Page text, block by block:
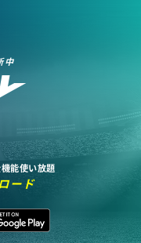
中
能使い放題
ード